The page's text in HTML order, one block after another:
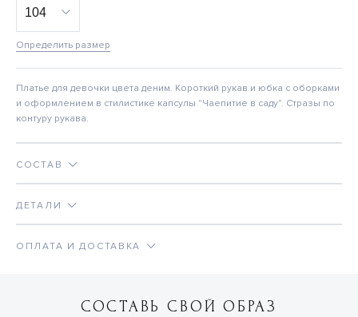
Определить размер
Платье для девочки цвета деним. Короткий рукав и юбка с оборками
и оформлением в стилистике капсулы "Чаепитие в саду". Стразы по
контуру рукава.
СОСТАВ
ДЕТАЛИ
ОПЛАТА И ДОСТАВКА
СОСТАВЬ СВОЙ ОБРАЗ